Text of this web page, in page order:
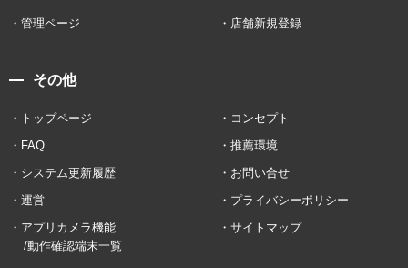
管理ページ 店舗新規登録
その他
トップページ
コンセプト
FAQ
推薦環境
システム更新履歴
お問い合せ
運営
プライバシーポリシー
アプリカメラ機能
/動作確認端末一覧
サイトマップ